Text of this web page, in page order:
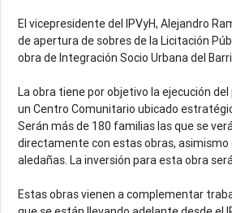
El vicepresidente del IPVyH, Alejandro
de apertura de sobres de la Licitación
obra de Integración Socio Urbana del
La obra tiene por objetivo la ejecución
un Centro Comunitario ubicado
Serán más de 180 familias las que se
directamente con estas obras, asimismo
aledañas. La inversión para esta obra
Estas obras vienen a complementar